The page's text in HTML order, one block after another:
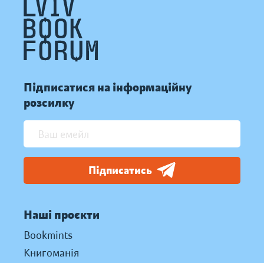
Підписатися на інформаційну
розсилку
Підписатись
Наші проєкти
Bookmints
Книгоманія